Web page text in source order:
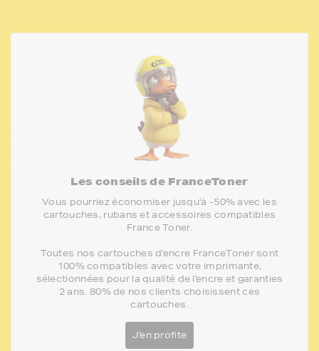
Les conseils de FranceToner
Vous pourriez économiser jusqu'à -50% avec les
cartouches, rubans et accessoires compatibles
France Toner.
Toutes nos cartouches d'encre FranceToner sont
100% compatibles avec votre imprimante,
sélectionnées pour la qualité de l'encre et garanties
2 ans. 80% de nos clients choisissent ces
cartouches.
J'en profite